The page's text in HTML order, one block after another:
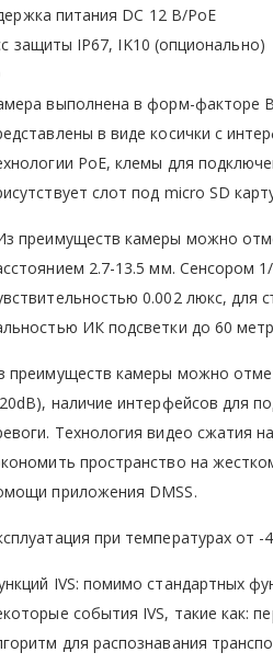
питания DC 12 В/PoE
защиты IP67, IK10 (опционально)
выполнена в форм-факторе
в виде косички с
PoE, клемы для
слот под micro SD
преимуществ камеры можно
2.7-13.5 мм. Сенсором
0.002 люкс, для
ИК подсветки до 60
преимуществ камеры можно
наличие интерфейсов для
Технология видео сжатия
пространство на
приложения DMSS.
при температурах от -
IVS: помимо стандартных
события IVS, такие как:
для распознавания